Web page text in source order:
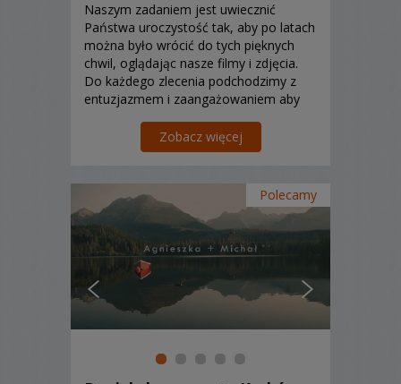
Naszym zadaniem jest uwiecznić
Państwa uroczystość tak, aby po latach
można było wrócić do tych pięknych
chwil, oglądając nasze filmy i zdjęcia.
Do każdego zlecenia podchodzimy z
entuzjazmem i zaangażowaniem aby
oddawał emocje i uczucia podczas tego
szczególnego wydarzenia.
Zobacz więcej
Polecamy